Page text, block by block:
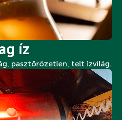
íz
pasztőrözetlen, telt ízvilág.